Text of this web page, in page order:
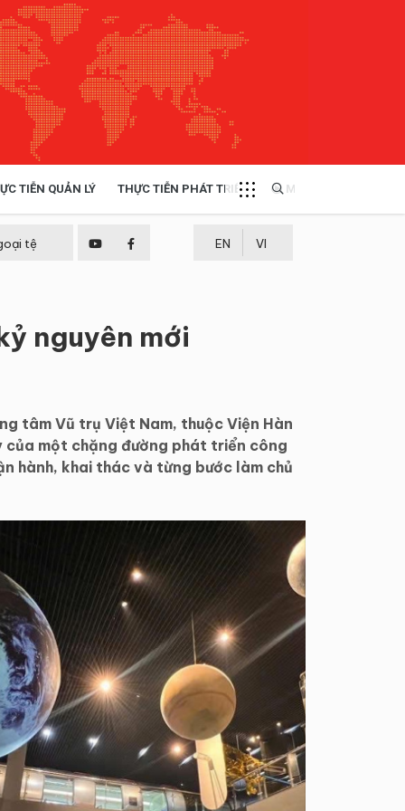
TIỄN QUẢN LÝ THỰC TIỄN PHÁT TRIỂN MULTIMEDIA
THỰC TIỄN - KINH NGHIỆM
tệ EN VI
nguyên mới
tâm Vũ trụ Việt Nam, thuộc Viện Hàn
một chặng đường phát triển công
hành, khai thác và từng bước làm chủ